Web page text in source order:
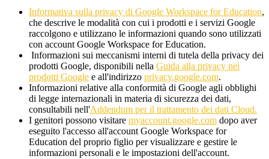
Informativa sulla privacy di Google Workspace for Education,
che descrive le modalità con cui i prodotti e i servizi Google
raccolgono e utilizzano le informazioni quando sono utilizzati
con account Google Workspace for Education.
Informazioni sui meccanismi interni di tutela della privacy dei
prodotti Google, disponibili nella Guida alla privacy nei
prodotti Google e all'indirizzo privacy.google.com.
Informazioni relative alla conformità di Google agli obblighi
di legge internazionali in materia di sicurezza dei dati,
consultabili nell'Addendum per il trattamento dei dati Cloud.
I genitori possono visitare myaccount.google.com dopo aver
eseguito l'accesso all'account Google Workspace for
Education del proprio figlio per visualizzare e gestire le
informazioni personali e le impostazioni dell'account.